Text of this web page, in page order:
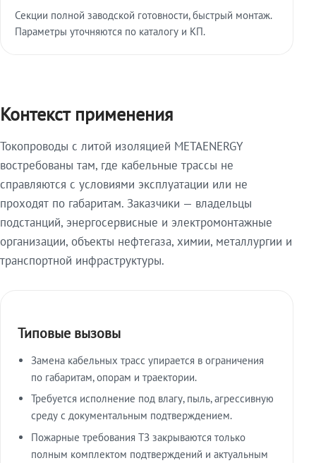
Секции полной заводской готовности, быстрый монтаж.
Параметры уточняются по каталогу и КП.
Контекст применения
Токопроводы с литой изоляцией METAENERGY
востребованы там, где кабельные трассы не
справляются с условиями эксплуатации или не
проходят по габаритам. Заказчики — владельцы
подстанций, энергосервисные и электромонтажные
организации, объекты нефтегаза, химии, металлургии и
транспортной инфраструктуры.
Типовые вызовы
Замена кабельных трасс упирается в ограничения
по габаритам, опорам и траектории.
Требуется исполнение под влагу, пыль, агрессивную
среду с документальным подтверждением.
Пожарные требования ТЗ закрываются только
полным комплектом подтверждений и актуальным